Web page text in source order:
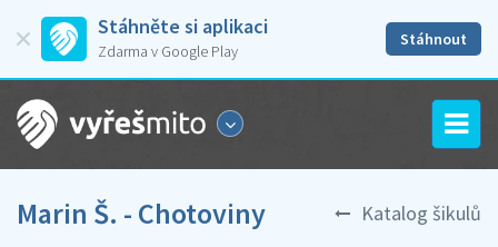
Stáhněte si aplikaci
Zdarma v Google Play
Stáhnout
Marin Š. - Chotoviny Katalog šikulů